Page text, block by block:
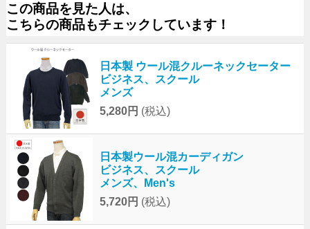
この商品を見た人は、
こちらの商品もチェックしています！
日本製 ウール混クルーネックセーター
ビジネス、スクール
メンズ
5,280円 (税込)
日本製ウール混カーディガン
ビジネス、スクール
メンズ、Men's
5,720円 (税込)